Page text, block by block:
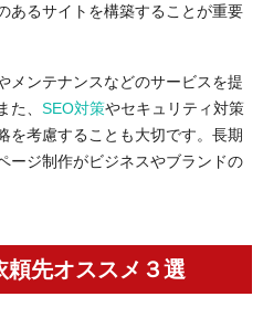
あるサイトを構築することが重要
メンテナンスなどのサービスを提
た、 SEO対策やセキュリティ対策
を考慮することも大切です。長期
ージ制作がビジネスやブランドの
頼先オススメ３選